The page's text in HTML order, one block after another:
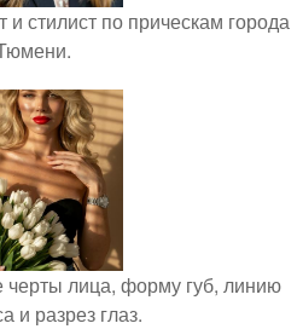
стилист по прическам города
лица, форму губ, линию
и разрез глаз.